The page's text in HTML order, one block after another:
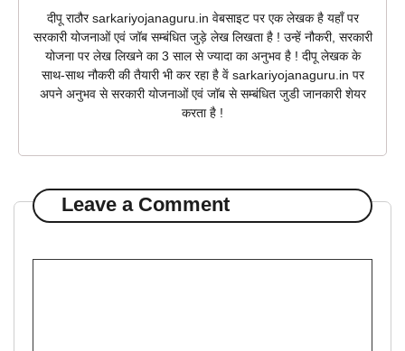
दीपू राठौर sarkariyojanaguru.in वेबसाइट पर एक लेखक है यहाँ पर
सरकारी योजनाओं एवं जॉब सम्बंधित जुड़े लेख लिखता है ! उन्हें नौकरी, सरकारी
योजना पर लेख लिखने का 3 साल से ज्यादा का अनुभव है ! दीपू लेखक के
साथ-साथ नौकरी की तैयारी भी कर रहा है वें sarkariyojanaguru.in पर
अपने अनुभव से सरकारी योजनाओं एवं जॉब से सम्बंधित जुडी जानकारी शेयर
करता है !
Leave a Comment